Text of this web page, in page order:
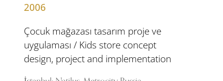
2006
Çocuk mağazası tasarım proje ve
uygulaması / Kids store concept
design, project and implementation